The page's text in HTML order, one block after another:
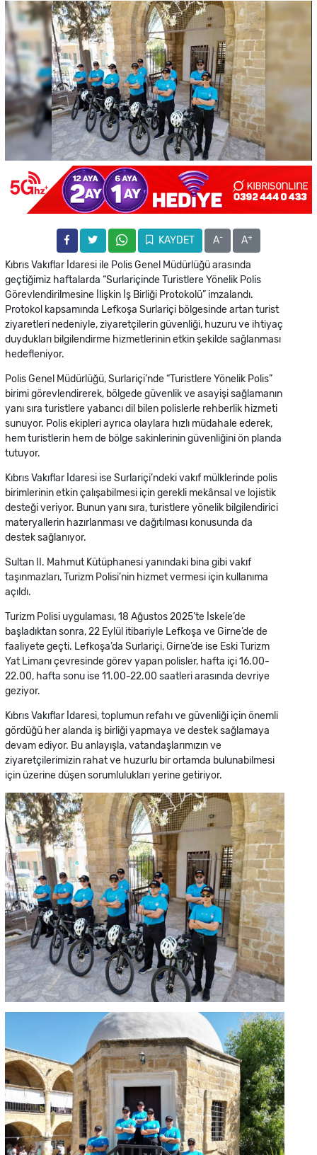
KAYDET A- A+
Kıbrıs Vakıflar İdaresi ile Polis Genel Müdürlüğü arasında
geçtiğimiz haftalarda “Surlariçinde Turistlere Yönelik Polis
Görevlendirilmesine İlişkin İş Birliği Protokolü” imzalandı.
Protokol kapsamında Lefkoşa Surlariçi bölgesinde artan turist
ziyaretleri nedeniyle, ziyaretçilerin güvenliği, huzuru ve ihtiyaç
duydukları bilgilendirme hizmetlerinin etkin şekilde sağlanması
hedefleniyor.
Polis Genel Müdürlüğü, Surlariçi’nde “Turistlere Yönelik Polis”
birimi görevlendirerek, bölgede güvenlik ve asayişi sağlamanın
yanı sıra turistlere yabancı dil bilen polislerle rehberlik hizmeti
sunuyor. Polis ekipleri ayrıca olaylara hızlı müdahale ederek,
hem turistlerin hem de bölge sakinlerinin güvenliğini ön planda
tutuyor.
Kıbrıs Vakıflar İdaresi ise Surlariçi’ndeki vakıf mülklerinde polis
birimlerinin etkin çalışabilmesi için gerekli mekânsal ve lojistik
desteği veriyor. Bunun yanı sıra, turistlere yönelik bilgilendirici
materyallerin hazırlanması ve dağıtılması konusunda da
destek sağlanıyor.
Sultan II. Mahmut Kütüphanesi yanındaki bina gibi vakıf
taşınmazları, Turizm Polisi’nin hizmet vermesi için kullanıma
açıldı.
Turizm Polisi uygulaması, 18 Ağustos 2025’te İskele’de
başladıktan sonra, 22 Eylül itibariyle Lefkoşa ve Girne’de de
faaliyete geçti. Lefkoşa’da Surlariçi, Girne’de ise Eski Turizm
Yat Limanı çevresinde görev yapan polisler, hafta içi 16.00-
22.00, hafta sonu ise 11.00-22.00 saatleri arasında devriye
geziyor.
Kıbrıs Vakıflar İdaresi, toplumun refahı ve güvenliği için önemli
gördüğü her alanda iş birliği yapmaya ve destek sağlamaya
devam ediyor. Bu anlayışla, vatandaşlarımızın ve
ziyaretçilerimizin rahat ve huzurlu bir ortamda bulunabilmesi
için üzerine düşen sorumlulukları yerine getiriyor.